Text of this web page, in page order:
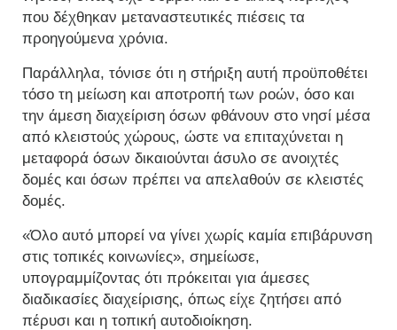
που δέχθηκαν μεταναστευτικές πιέσεις τα
προηγούμενα χρόνια.
Παράλληλα, τόνισε ότι η στήριξη αυτή προϋποθέτει
τόσο τη μείωση και αποτροπή των ροών, όσο και
την άμεση διαχείριση όσων φθάνουν στο νησί μέσα
από κλειστούς χώρους, ώστε να επιταχύνεται η
μεταφορά όσων δικαιούνται άσυλο σε ανοιχτές
δομές και όσων πρέπει να απελαθούν σε κλειστές
δομές.
«Όλο αυτό μπορεί να γίνει χωρίς καμία επιβάρυνση
στις τοπικές κοινωνίες», σημείωσε,
υπογραμμίζοντας ότι πρόκειται για άμεσες
διαδικασίες διαχείρισης, όπως είχε ζητήσει από
πέρυσι και η τοπική αυτοδιοίκηση.